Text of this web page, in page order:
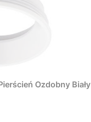
Ozdobny Biały